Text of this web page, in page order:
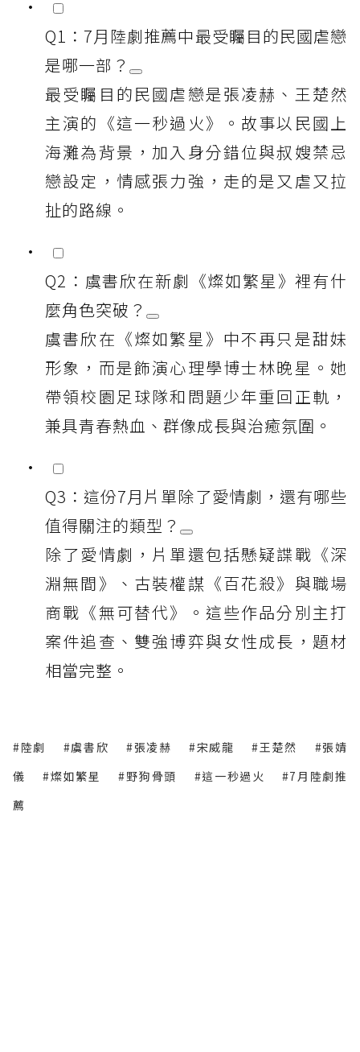
Q1：7月陸劇推薦中最受矚目的民國虐戀
是哪一部？
最受矚目的民國虐戀是張凌赫、王楚然
主演的《這一秒過火》。故事以民國上
海灘為背景，加入身分錯位與叔嫂禁忌
戀設定，情感張力強，走的是又虐又拉
扯的路線。
Q2：虞書欣在新劇《燦如繁星》裡有什
麼角色突破？
虞書欣在《燦如繁星》中不再只是甜妹
形象，而是飾演心理學博士林晚星。她
帶領校園足球隊和問題少年重回正軌，
兼具青春熱血、群像成長與治癒氛圍。
Q3：這份7月片單除了愛情劇，還有哪些
值得關注的類型？
除了愛情劇，片單還包括懸疑諜戰《深
淵無間》、古裝權謀《百花殺》與職場
商戰《無可替代》。這些作品分別主打
案件追查、雙強博弈與女性成長，題材
相當完整。
#陸劇 #虞書欣 #張凌赫 #宋威龍 #王楚然
#張婧
儀
#燦如繁星 #野狗骨頭 #這一秒過火
#7月陸劇推
薦